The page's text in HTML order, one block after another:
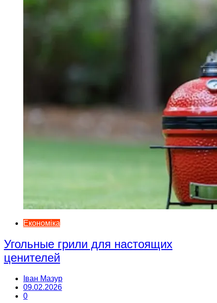
Економіка
Угольные грили для настоящих
ценителей
Іван Мазур
09.02.2026
0